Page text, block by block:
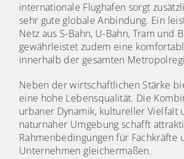
internationale Flughafen sorgt
sehr gute globale Anbindung. Ein
Netz aus S-Bahn, U-Bahn, Tram und
gewährleistet zudem eine
innerhalb der gesamten
Neben der wirtschaftlichen Stärke
eine hohe Lebensqualität. Die
urbaner Dynamik, kultureller Vielfalt
naturnaher Umgebung schafft
Rahmenbedingungen für Fachkräfte
Unternehmen gleichermaßen.